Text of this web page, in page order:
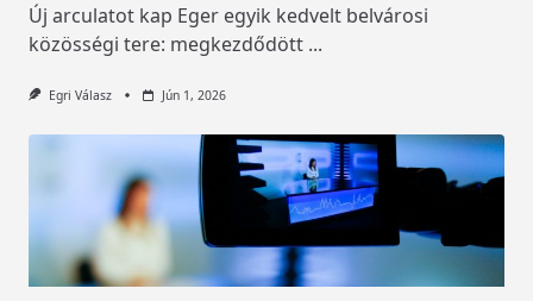
Új arculatot kap Eger egyik kedvelt belvárosi
közösségi tere: megkezdődött ...
Egri Válasz Jún 1, 2026